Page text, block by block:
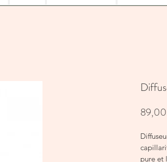
pure et